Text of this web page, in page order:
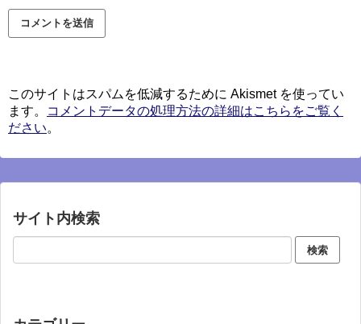
このサイトはスパムを低減するために Akismet を使ってい
ます。
コメントデータの処理方法の詳細はこちらをご覧く
ださい。
サイト内検索